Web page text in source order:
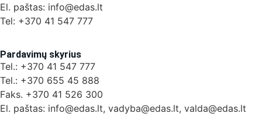
El. paštas: info@edas.lt
Tel: +370 41 547 777
Pardavimų skyrius
Tel.: +370 41 547 777
Tel.: +370 655 45 888
Faks. +370 41 526 300
El. paštas: info@edas.lt, vadyba@edas.lt, valda@edas.lt